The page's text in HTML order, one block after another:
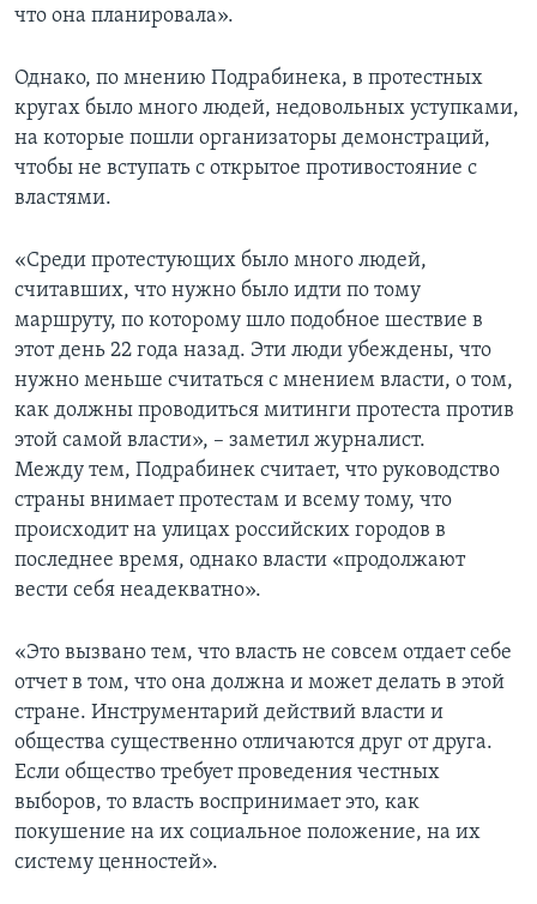
что она планировала».
Однако, по мнению Подрабинека, в протестных
кругах было много людей, недовольных уступками,
на которые пошли организаторы демонстраций,
чтобы не вступать с открытое противостояние с
властями.
«Среди протестующих было много людей,
считавших, что нужно было идти по тому
маршруту, по которому шло подобное шествие в
этот день 22 года назад. Эти люди убеждены, что
нужно меньше считаться с мнением власти, о том,
как должны проводиться митинги протеста против
этой самой власти», – заметил журналист.
Между тем, Подрабинек считает, что руководство
страны внимает протестам и всему тому, что
происходит на улицах российских городов в
последнее время, однако власти «продолжают
вести себя неадекватно».
«Это вызвано тем, что власть не совсем отдает себе
отчет в том, что она должна и может делать в этой
стране. Инструментарий действий власти и
общества существенно отличаются друг от друга.
Если общество требует проведения честных
выборов, то власть воспринимает это, как
покушение на их социальное положение, на их
систему ценностей».